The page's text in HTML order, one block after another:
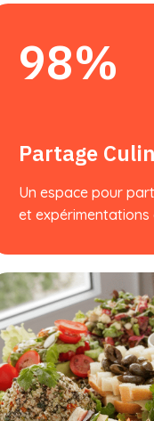
98%
Partage
Un espace pour
et expérimentations